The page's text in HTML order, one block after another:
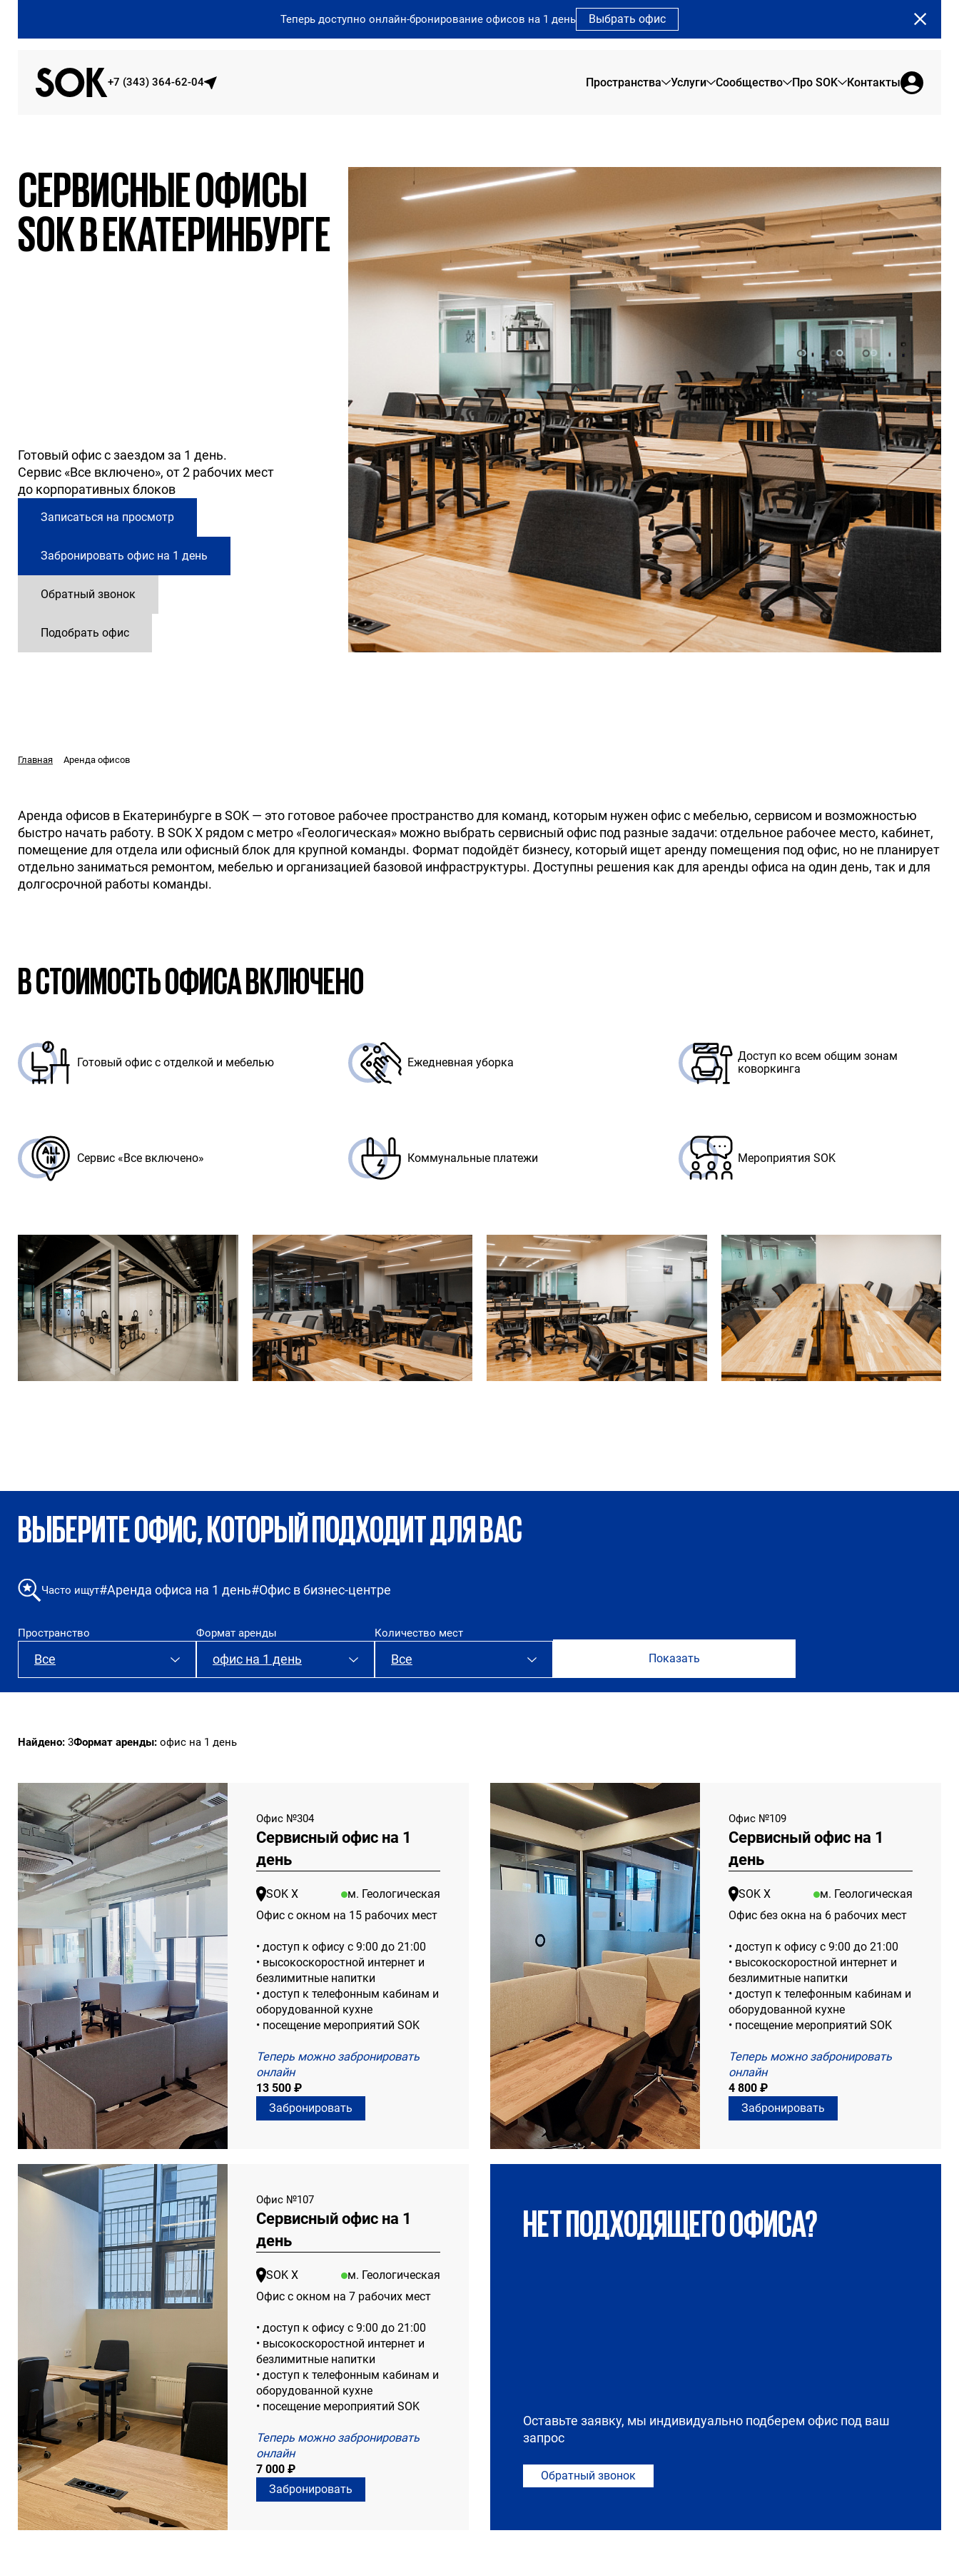
Теперь доступно онлайн-бронирование офисов на 1 день Выбрать офис
+7 (343) 364-62-04 Пространства Услуги
Офис на 1 день
Коворкинг
Переговорные
Конференц-зал
Мероприятия SOK
Акции в SOK
Сообщество
Программа лояльности
Сотрудникам
Про SOK
Брендовая продукция
Отзывы резидентов
Новости SOK
Журнал SOK
Контакты
СЕРВИСНЫЕ ОФИСЫ
SOK В ЕКАТЕРИНБУРГЕ
Готовый офис с заездом за 1 день.
Сервис «Все включено», от 2 рабочих мест
до корпоративных блоков
Записаться на просмотр
Забронировать офис на 1 день
Обратный звонок
Подобрать офис
Главная Аренда офисов
Аренда офисов в Екатеринбурге в SOK — это готовое рабочее пространство для команд, которым нужен офис с мебелью, сервисом и возможностью
быстро начать работу. В SOK X рядом с метро «Геологическая» можно выбрать сервисный офис под разные задачи: отдельное рабочее место, кабинет,
помещение для отдела или офисный блок для крупной команды. Формат подойдёт бизнесу, который ищет аренду помещения под офис, но не планирует
отдельно заниматься ремонтом, мебелью и организацией базовой инфраструктуры. Доступны решения как для аренды офиса на один день, так и для
долгосрочной работы команды.
В СТОИМОСТЬ ОФИСА ВКЛЮЧЕНО
Готовый офис с отделкой и мебелью Ежедневная уборка
Доступ ко всем общим зонам
коворкинга
Сервис «Все включено» Коммунальные платежи Мероприятия SOK
ВЫБЕРИТЕ ОФИС, КОТОРЫЙ ПОДХОДИТ ДЛЯ ВАС
Часто ищут#Аренда офиса на 1 день#Офис в бизнес-центре
Пространство
Все
SOK Х
Формат аренды
офис на 1 день
офис на 1 день
Количество мест
Все
Найдено: 3Формат аренды: офис на 1 день
Офис №304
Сервисный офис на 1
день
SOK Х
м. Геологическая
Офис с окном на 15 рабочих мест
• доступ к офису с 9:00 до 21:00
• высокоскоростной интернет и
безлимитные напитки
• доступ к телефонным кабинам и
оборудованной кухне
• посещение мероприятий SOK
Теперь можно забронировать
онлайн
13 500 ₽
Забронировать
Офис №109
Сервисный офис на 1
день
SOK Х
м. Геологическая
Офис без окна на 6 рабочих мест
• доступ к офису с 9:00 до 21:00
• высокоскоростной интернет и
безлимитные напитки
• доступ к телефонным кабинам и
оборудованной кухне
• посещение мероприятий SOK
Теперь можно забронировать
онлайн
4 800 ₽
Забронировать
Офис №107
Сервисный офис на 1
день
SOK Х
м. Геологическая
Офис с окном на 7 рабочих мест
• доступ к офису с 9:00 до 21:00
• высокоскоростной интернет и
безлимитные напитки
• доступ к телефонным кабинам и
оборудованной кухне
• посещение мероприятий SOK
Теперь можно забронировать
онлайн
7 000 ₽
Забронировать
НЕТ ПОДХОДЯЩЕГО ОФИСА?
Оставьте заявку, мы индивидуально подберем офис под ваш
запрос
Обратный звонок